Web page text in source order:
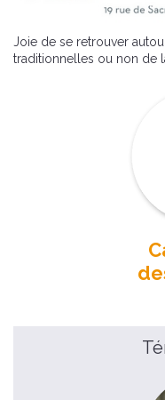
Joie de se retrouver
traditionnelles ou non de